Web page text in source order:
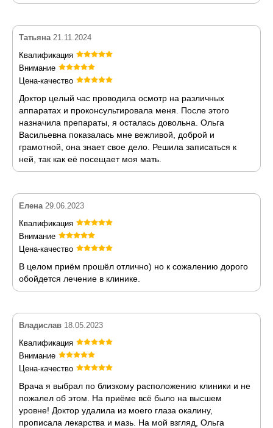
Татьяна 21.11.2024
Квалификация
Внимание
Цена-качество
Доктор целый час проводила осмотр на различных
аппаратах и проконсультировала меня. После этого
назначила препараты, я осталась довольна. Ольга
Васильевна показалась мне вежливой, доброй и
грамотной, она знает свое дело. Решила записаться к
ней, так как её посещает моя мать.
Елена 29.06.2023
Квалификация
Внимание
Цена-качество
В целом приём прошёл отлично) но к сожалению дорого
обойдется лечение в клинике.
Владислав 18.05.2023
Квалификация
Внимание
Цена-качество
Врача я выбрал по близкому расположению клиники и не
пожалел об этом. На приёме всё было на высшем
уровне! Доктор удалила из моего глаза окалину,
прописала лекарства и мазь. На мой взгляд, Ольга